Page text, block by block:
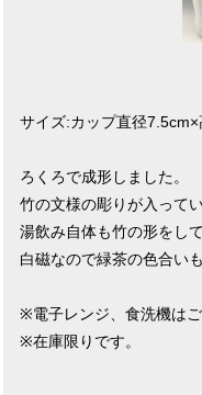
サイズ:カップ直径
ろくろで成形しました。
竹の文様の彫りが入ってい
湯飲み自体も竹の形をして
白磁なので緑茶の色合い
※電子レンジ、食洗機はご
※在庫限りです。